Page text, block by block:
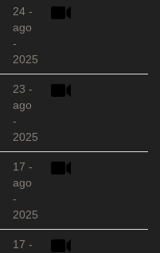
24 -
ago
-
2025
23 -
ago
-
2025
17 -
ago
-
2025
17 -